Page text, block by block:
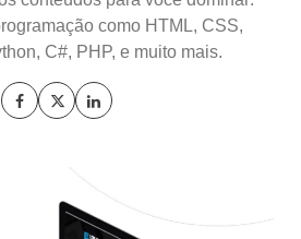
como HTML, CSS,
C#, PHP, e muito mais.